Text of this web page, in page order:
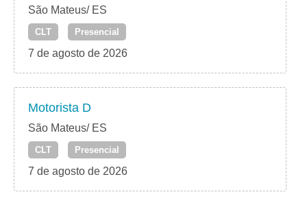
São Mateus/ ES
CLT Presencial
7 de agosto de 2026
Motorista D
São Mateus/ ES
CLT Presencial
7 de agosto de 2026